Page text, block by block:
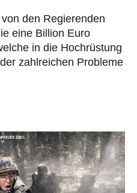
den Regierenden
eine Billion Euro
in die Hochrüstung
zahlreichen Probleme